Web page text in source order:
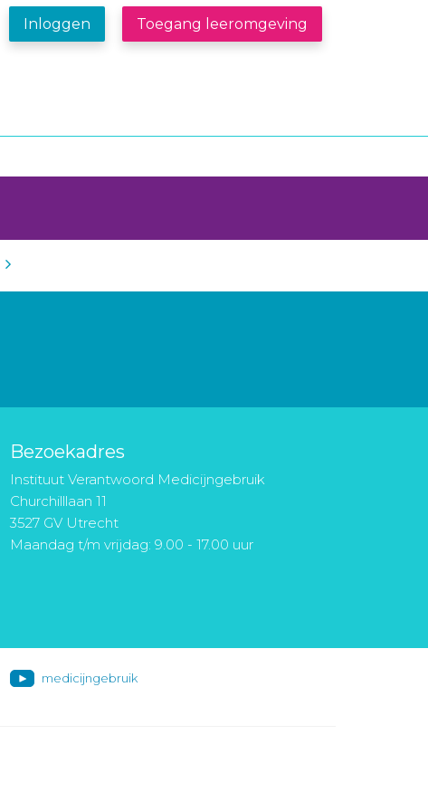
Inloggen Toegang leeromgeving
Bezoekadres
Instituut Verantwoord Medicijngebruik
Churchilllaan 11
3527 GV Utrecht
Maandag t/m vrijdag: 9.00 - 17.00 uur
medicijngebruik